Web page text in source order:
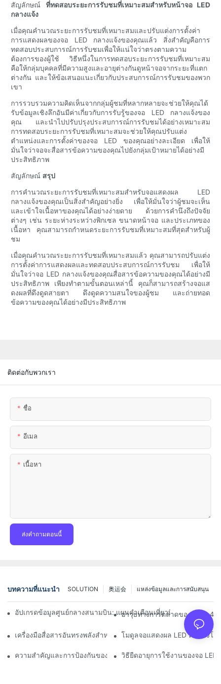
สัญลักษณ์ ที่ทดสอบระยะการรับชมที่เหมาะสมสำหรับหน้าจอ LED
กลางแจ้ง
เมื่อคุณคำนวณระยะการรับชมที่เหมาะสมและปรับแต่งการตั้งค่า
การแสดงผลของจอ LED กลางแจ้งของคุณแล้ว สิ่งสำคัญคือการ
ทดสอบประสบการณ์การรับชมเพื่อให้แน่ใจว่าตรงตามความ
ต้องการของผู้ใช้ วิธีหนึ่งในการทดสอบระยะการรับชมที่เหมาะสม
คือให้กลุ่มบุคคลที่มีความสูงและอายุต่างกันดูหน้าจอจากระยะที่แตก
ต่างกัน และให้ข้อเสนอแนะเกี่ยวกับประสบการณ์การรับชมของพวก
เขา
การรวบรวมความคิดเห็นจากกลุ่มผู้ชมที่หลากหลายจะช่วยให้คุณได้
รับข้อมูลเชิงลึกอันมีค่าเกี่ยวกับการรับรู้ของจอ LED กลางแจ้งของ
คุณ และนำไปปรับปรุงประสบการณ์การรับชมได้อย่างเหมาะสม
การทดสอบระยะการรับชมที่เหมาะสมจะช่วยให้คุณปรับแต่ง
ตำแหน่งและการตั้งค่าของจอ LED ของคุณอย่างละเอียด เพื่อให้
มั่นใจว่าจอจะสื่อสารข้อความของคุณไปยังกลุ่มเป้าหมายได้อย่างมี
ประสิทธิภาพ
สัญลักษณ์ สรุป
การคำนวณระยะการรับชมที่เหมาะสมสำหรับจอแสดงผล LED
กลางแจ้งของคุณเป็นสิ่งสำคัญอย่างยิ่ง เพื่อให้มั่นใจว่าผู้ชมจะเห็น
และเข้าใจเนื้อหาของคุณได้อย่างง่ายดาย ด้วยการคำนึงถึงปัจจัย
ต่างๆ เช่น ระยะห่างระหว่างพิกเซล ขนาดหน้าจอ และประเภทของ
เนื้อหา คุณสามารถกำหนดระยะการรับชมที่เหมาะสมที่สุดสำหรับผู้
ชม
เมื่อคุณคำนวณระยะการรับชมที่เหมาะสมแล้ว คุณสามารถปรับแต่ง
การตั้งค่าการแสดงผลและทดสอบประสบการณ์การรับชม เพื่อให้
มั่นใจว่าจอ LED กลางแจ้งของคุณสื่อสารข้อความของคุณได้อย่างมี
ประสิทธิภาพ เพียงทำตามขั้นตอนเหล่านี้ คุณก็สามารถสร้างจอแส
ดงผลที่ดึงดูดสายตา ดึงดูดความสนใจของผู้ชม และถ่ายทอด
ข้อความของคุณได้อย่างมีประสิทธิภาพ
ติดต่อกับพวกเรา
ชื่อ
อีเมล
เนื้อหา
ส่งคำถามตอนนี้
บทความที่แนะนำ แหล่งข้อมูลและการสนับสนุน
奥运会
SOLUTION
อัปเกรดข้อมูลศูนย์กลางสนามบิน: แผนคำเตือนเที่ยวบินแบบไดนามิก
อาวุธทางการตลาดของ Auto
เครื่องมือสื่อสารอันทรงพลังสำหรับองค์กรที่ปกป้องสิ่งแวดล้อม: คลังข้
โมดูลจอแสดงผล LED ที่ติดตั้งโ
ความสำคัญและการป้องกันของบริการหลังการขายจอแสดงผล LED บ
วิธียืดอายุการใช้งานของจอ